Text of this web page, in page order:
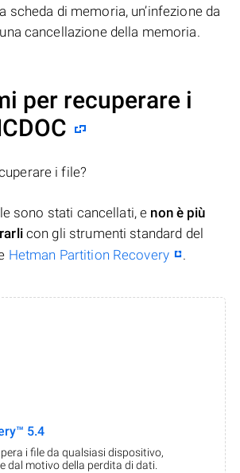
scheda di memoria, un’infezione da
cancellazione della memoria.
per recuperare i
i file?
sono stati cancellati, e non è più
con gli strumenti standard del
Hetman Partition Recovery .
5.4
i file da qualsiasi dispositivo,
dal motivo della perdita di dati.